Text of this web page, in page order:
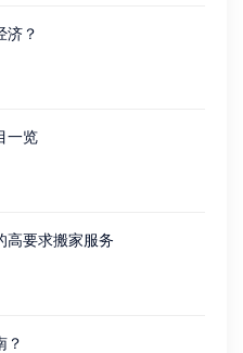
济？
一览
高要求搬家服务
？